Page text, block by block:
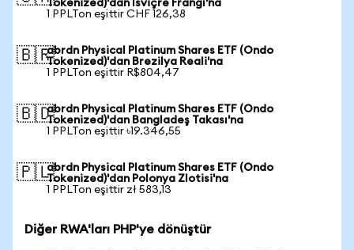
Tokenized)'dan İsviçre Frangı'na
1 PPLTon eşittir CHF 126,38
🇧🇷abrdn Physical Platinum Shares ETF (Ondo
Tokenized)'dan Brezilya Reali'na
1 PPLTon eşittir R$804,47
🇧🇩abrdn Physical Platinum Shares ETF (Ondo
Tokenized)'dan Bangladeş Takası'na
1 PPLTon eşittir ৳19.346,55
🇵🇱abrdn Physical Platinum Shares ETF (Ondo
Tokenized)'dan Polonya Zlotisi'na
1 PPLTon eşittir zł 583,13
Diğer RWA'ları PHP'ye dönüştür